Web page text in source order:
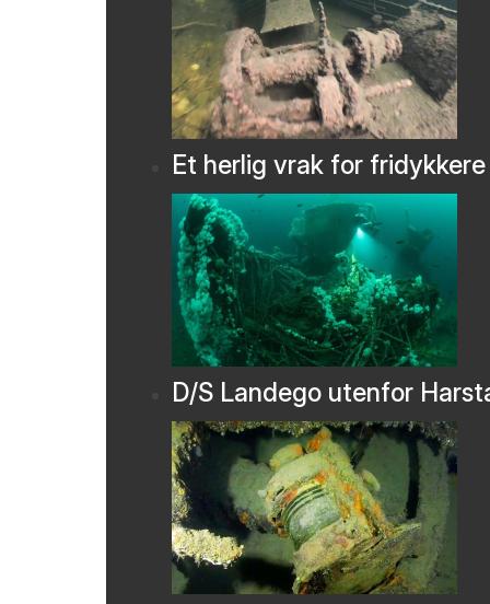
Et herlig vrak for fridykkere
D/S Landego utenfor